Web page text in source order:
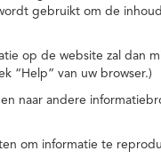
gebruikt om de
op de website zal dan
“Help” van uw browser.)
naar andere
om informatie te